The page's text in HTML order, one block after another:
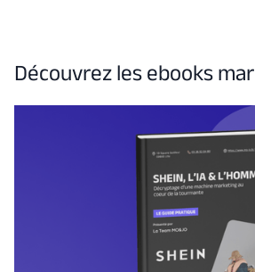
Découvrez les ebooks